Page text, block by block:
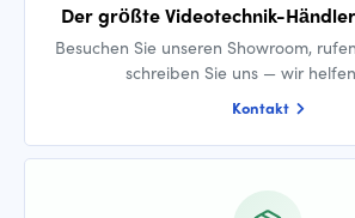
Der größte Videotechnik-
Besuchen Sie unseren Showroom,
schreiben Sie uns — wir
Kontakt